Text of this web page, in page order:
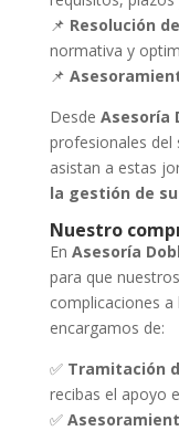
📌 Resolución
normativa y
📌
Desde Asesoría
profesionales del
asistan a estas
la gestión de
Nuestro
En Asesoría
para que
complicaciones a
encargamos de:
✅ Tramitación
recibas el apoyo
✅